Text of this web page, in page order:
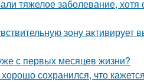
тяжелое заболевание, хотя
зону активирует
с первых месяцев жизни?
сохранился, что